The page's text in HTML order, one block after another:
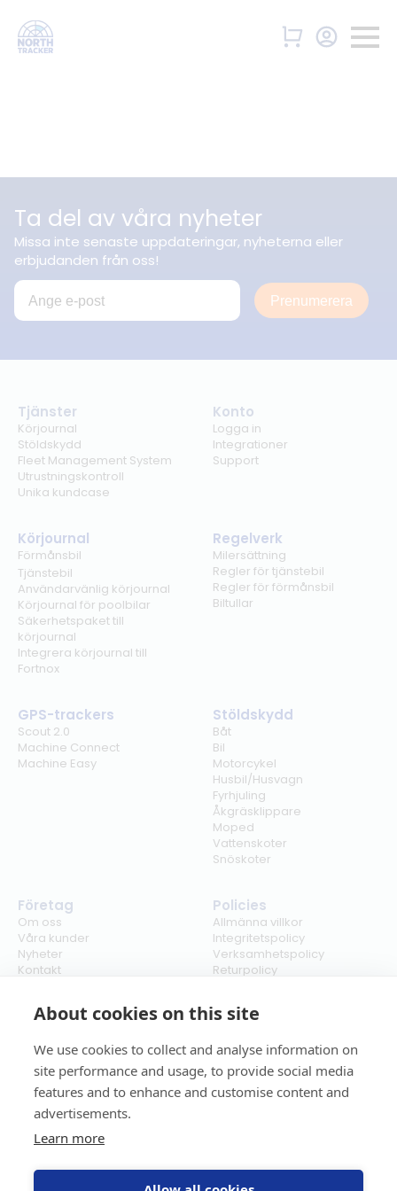
About cookies on this site
We use cookies to collect and analyse information on
site performance and usage, to provide social media
features and to enhance and customise content and
advertisements.
Learn more
Ta del av våra nyheter
Missa inte senaste uppdateringar, nyheterna eller
erbjudanden från oss!
Prenumerera
Tjänster
Körjournal
Stöldskydd
Fleet Management System
Utrustningskontroll
Unika kundcase
Konto
Logga in
Integrationer
Support
Körjournal
Förmånsbil
Tjänstebil
Användarvänlig körjournal
Körjournal för poolbilar
Säkerhetspaket till
körjournal
Integrera körjournal till
Fortnox
Regelverk
Milersättning
Regler för tjänstebil
Regler för förmånsbil
Biltullar
GPS-trackers
Scout 2.0
Machine Connect
Machine Easy
Stöldskydd
Båt
Bil
Motorcykel
Husbil/Husvagn
Fyrhjuling
Åkgräsklippare
Moped
Vattenskoter
Snöskoter
Företag
Om oss
Våra kunder
Nyheter
Kontakt
Policies
Allmänna villkor
Integritetspolicy
Verksamhetspolicy
Returpolicy
Cookies